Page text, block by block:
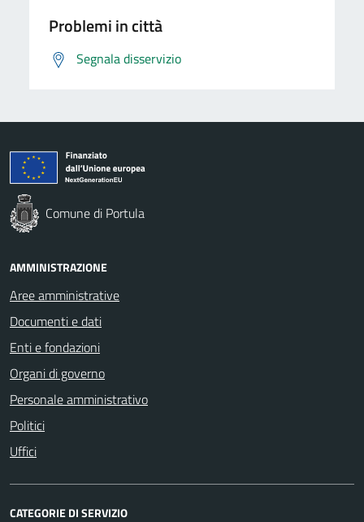
Problemi in città
Segnala disservizio
Comune di Portula
AMMINISTRAZIONE
Aree amministrative
Documenti e dati
Enti e fondazioni
Organi di governo
Personale amministrativo
Politici
Uffici
CATEGORIE DI SERVIZIO